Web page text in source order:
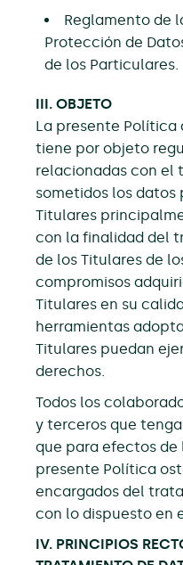
Reglamento de
Protección de
de los Particulares.
III. OBJETO
La presente Política
tiene por objeto
relacionadas con el
sometidos los datos
Titulares
con la finalidad del
de los Titulares de
compromisos
Titulares en su
herramientas
Titulares puedan
derechos.
Todos los
y terceros que
que para efectos de
presente Política
encargados del
con lo dispuesto en
IV. PRINCIPIOS